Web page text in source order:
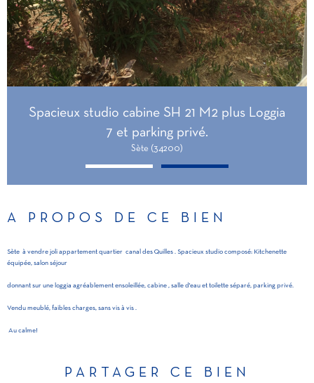
Spacieux studio cabine SH 21 M2 plus Loggia
7 et parking privé.
Sète (34200)
A PROPOS DE CE BIEN
Sète à vendre joli appartement quartier canal des Quilles . Spacieux studio composé: Kitchenette
équipée, salon séjour
donnant sur une loggia agréablement ensoleillée, cabine , salle d'eau et toilette séparé, parking privé.
Vendu meublé, faibles charges, sans vis à vis .
Au calme!
PARTAGER CE BIEN